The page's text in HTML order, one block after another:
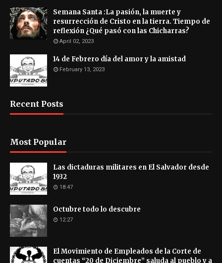
Semana Santa :La pasión, la muerte y
resurrección de Cristo en la tierra. Tiempo de
reflexión ¿Qué pasó con las Chicharras?
April 02, 2023
14 de Febrero día del amor y la amistad
February 13, 2023
Recent Posts
Most Popular
Las dictaduras militares en El Salvador desde
1932
18:47
Octubre todo lo descubre
12:27
El Movimiento de Empleados de la Corte de
cuentas “20 de Diciembre” saluda al pueblo y a